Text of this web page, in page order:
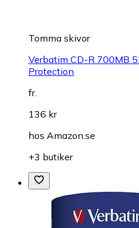
Tomma skivor
Verbatim CD-R 700MB
Protection
fr.
136 kr
hos Amazon.se
+3 butiker